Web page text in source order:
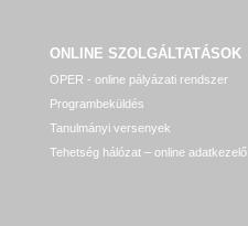
ONLINE SZOLGÁLTATÁSOK
OPER - online pályázati rendszer
Programbeküldés
Tanulmányi versenyek
Tehetség hálózat – online adatkezelő